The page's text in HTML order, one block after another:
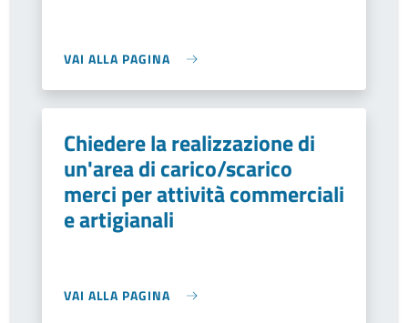
VAI ALLA PAGINA
Chiedere la realizzazione di
un'area di carico/scarico
merci per attività commerciali
e artigianali
VAI ALLA PAGINA